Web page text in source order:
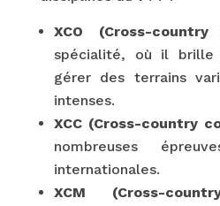
XCO (Cross-country
spécialité, où il
gérer des terrains
intenses.
XCC (Cross-country
nombreuses
internationales.
XCM (Cross-